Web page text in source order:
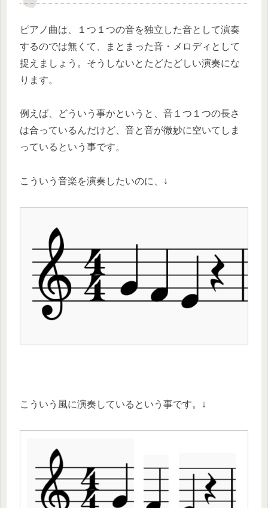
ピアノ曲は、１つ１つの音を独立した音として演奏
するのでは無くて、まとまった音・メロディとして
捉えましょう。そうしないとたどたどしい演奏にな
ります。
例えば、どういう事かというと、音１つ１つの長さ
は合っているんだけど、音と音が微妙に空いてしま
っているという事です。
こういう音楽を演奏したいのに、↓
こういう風に演奏しているという事です。↓